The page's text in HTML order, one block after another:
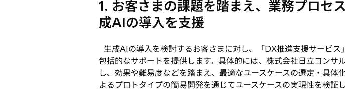
1. お客さまの課題を踏まえ、業務プロセ
成AIの導入を支援
生成AIの導入を検討するお客さまに対し、「DX推進支援サービ
包括的なサポートを提供します。具体的には、株式会社日立コン
し、効果や難易度などを踏まえ、最適なユースケースの選定・具
よるプロトタイプの簡易開発を通じてユースケースの実現性を検